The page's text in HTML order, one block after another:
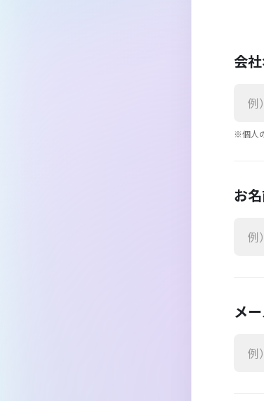
会
※個人
お
メ